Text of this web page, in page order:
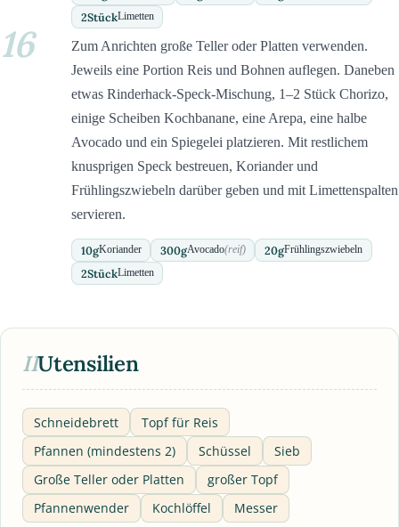
2StückLimetten
16
Zum Anrichten große Teller oder Platten verwenden.
Jeweils eine Portion Reis und Bohnen auflegen. Daneben
etwas Rinderhack-Speck-Mischung, 1–2 Stück Chorizo,
einige Scheiben Kochbanane, eine Arepa, eine halbe
Avocado und ein Spiegelei platzieren. Mit restlichem
knusprigen Speck bestreuen, Koriander und
Frühlingszwiebeln darüber geben und mit Limettenspalten
servieren.
10gKoriander 300gAvocado(reif) 20gFrühlingszwiebeln
2StückLimetten
IIUtensilien
Schneidebrett
Topf für Reis
Pfannen (mindestens 2)
Schüssel
Sieb
Große Teller oder Platten
großer Topf
Pfannenwender
Kochlöffel Messer